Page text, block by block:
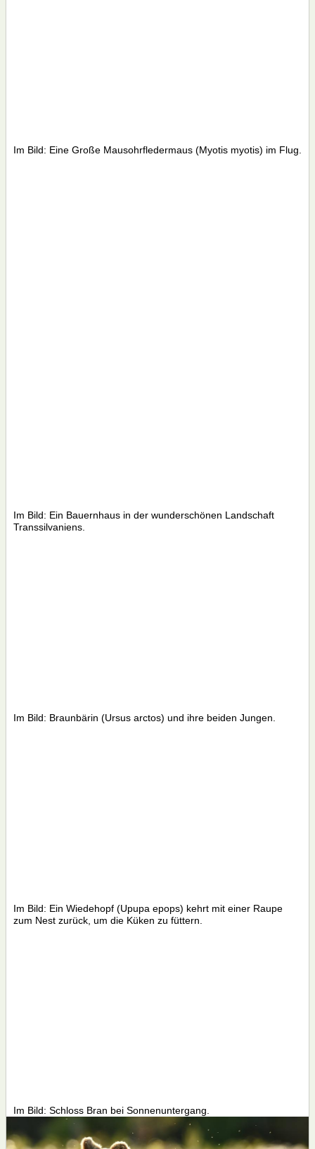
Im Bild: Eine Große Mausohrfledermaus (Myotis myotis) im Flug.
Im Bild: Ein Bauernhaus in der wunderschönen Landschaft
Transsilvaniens.
Im Bild: Braunbärin (Ursus arctos) und ihre beiden Jungen.
Im Bild: Ein Wiedehopf (Upupa epops) kehrt mit einer Raupe
zum Nest zurück, um die Küken zu füttern.
Im Bild: Schloss Bran bei Sonnenuntergang.